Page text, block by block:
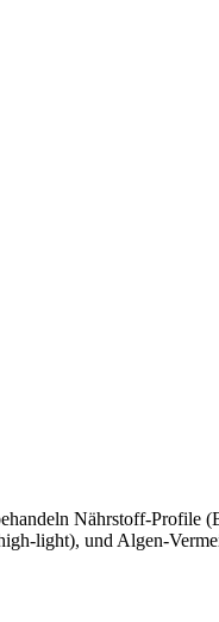
Nährstoff-Profile
light), und Algen-